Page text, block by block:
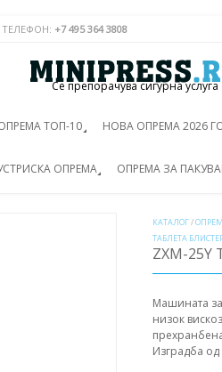
ТЕЛЕФОН: +7 495 364 3808
Се препорачува сигурна услуга
ТОП-10 НОВА ОПРЕМА 2026
ОПРЕМА ОПРЕМА ЗА
КАТАЛОГ/
ТАБЛЕТА
ZXM-
Машината за
низок
Изградба од